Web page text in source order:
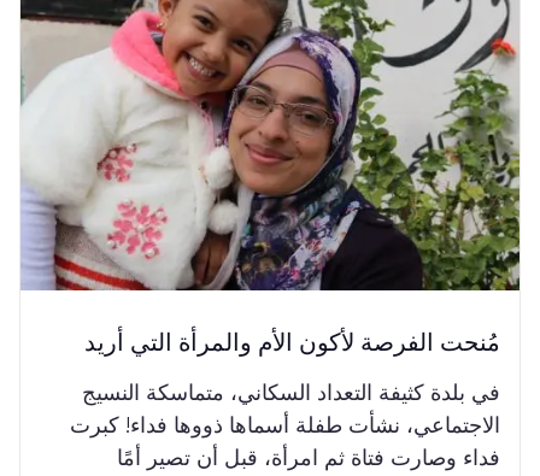
مُنحت الفرصة لأكون الأم والمرأة التي أريد
في بلدة كثيفة التعداد السكاني، متماسكة النسيج
الاجتماعي، نشأت طفلة أسماها ذووها فداء! كبرت
فداء وصارت فتاة ثم امرأة، قبل أن تصير أمًا